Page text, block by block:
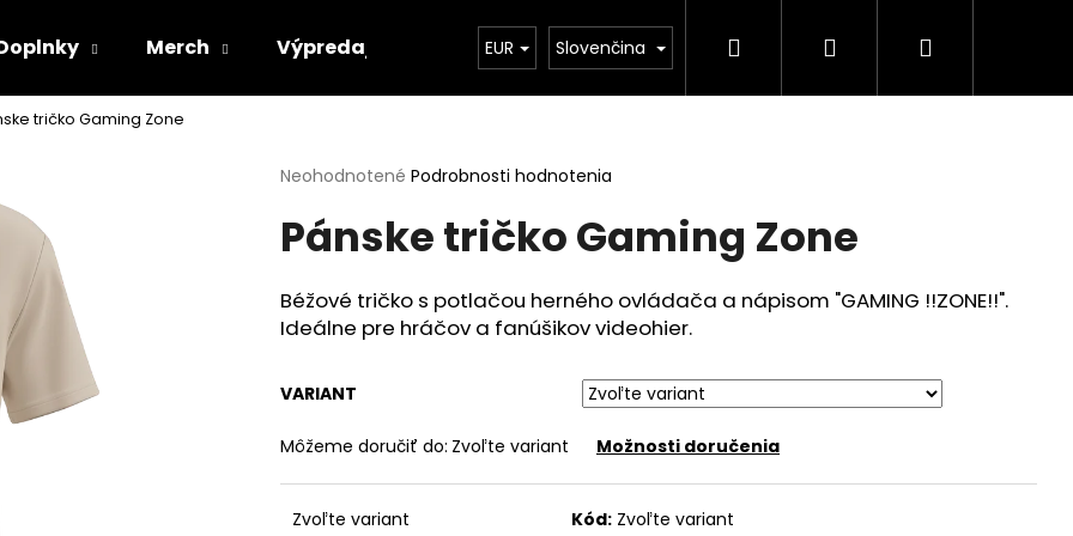
Merch Výpredaj Obchodné podmienky Kontakty
EUR Slovenčina Hľadať PrihlásenieNákupný
tričko Gaming Zone
Priemerné
produktu
je
z
5
hviezdičiek.
Neohodnotené Podrobnosti hodnotenia
Pánske tričko Gaming Zone
Béžové tričko s potlačou herného ovládača a nápisom "GAMING !!ZONE!!".
Ideálne pre hráčov a fanúšikov videohier.
VARIANT
Môžeme doručiť do: Zvoľte variant Možnosti doručenia
Zvoľte variant Kód: Zvoľte variant
Čo potrebujete nájsť?
HĽADAŤ
HERNÉ LÁTKOVÉ KRESLO S HOUPACÍM EXKLUZIVNÍ 3D KALENDÁŘ FORMULE 1 –